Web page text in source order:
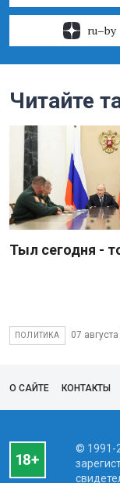
ru–by
Читайте
Тыл сегодня -
ПОЛИТИКА 07
О САЙТЕ КОНТАКТЫ
© 1991-